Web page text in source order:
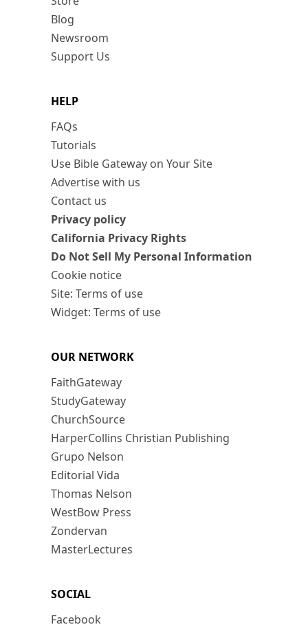
Blog
Newsroom
Support Us
HELP
FAQs
Tutorials
Use Bible Gateway on Your Site
Advertise with us
Contact us
Privacy policy
California Privacy Rights
Do Not Sell My Personal Information
Cookie notice
Site: Terms of use
Widget: Terms of use
OUR NETWORK
FaithGateway
StudyGateway
ChurchSource
HarperCollins Christian Publishing
Grupo Nelson
Editorial Vida
Thomas Nelson
WestBow Press
Zondervan
MasterLectures
SOCIAL
Facebook